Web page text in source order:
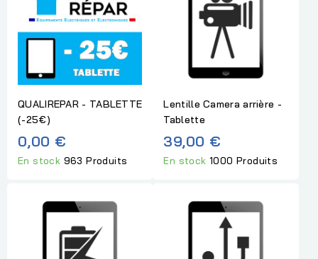
QUALIREPAR - TABLETTE
(-25€)
0,00 €
En stock 963 Produits
Lentille Camera arrière -
Tablette
39,00 €
En stock1000 Produits